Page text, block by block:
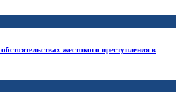
жестокого преступления в